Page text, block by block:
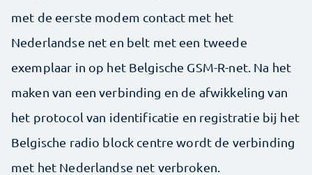
met de eerste modem contact met het
Nederlandse net en belt met een tweede
exemplaar in op het Belgische GSM-R-net. Na het
maken van een verbinding en de afwikkeling van
het protocol van identificatie en registratie bij het
Belgische radio block centre wordt de verbinding
met het Nederlandse net verbroken.